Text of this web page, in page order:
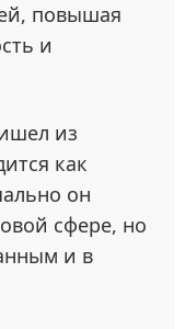
повышая
и
из
как
он
сфере, но
и в